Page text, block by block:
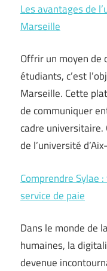
Les avantages de
Marseille
Offrir un moyen de
étudiants, c’est
Marseille. Cette
de communiquer
cadre
de l’université
Comprendre Sylae
service de paie
Dans le monde de
humaines, la
devenue